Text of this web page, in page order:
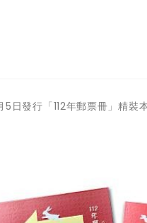
發行「112年郵票冊」精裝